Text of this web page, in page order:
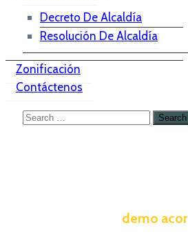
Decreto De Alcaldía
Resolución De Alcaldía
Zonificación
Contáctenos
demo acor